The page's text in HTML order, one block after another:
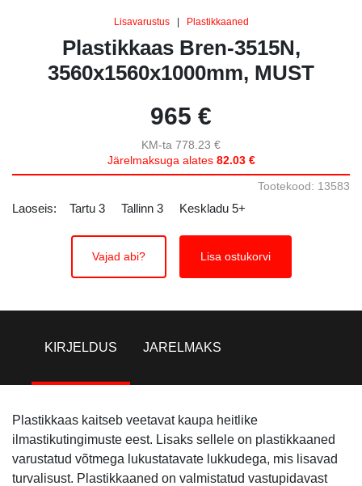
Lisavarustus| Plastikkaaned
Plastikkaas Bren-3515N,
3560x1560x1000mm, MUST
965 €
KM-ta 778.23 €
Järelmaksuga alates 82.03 €
Tootekood: 13583
Laoseis: Tartu 3 Tallinn 3 Keskladu 5+
Vajad abi? Lisa ostukorvi
KIRJELDUS JARELMAKS
Plastikkaas kaitseb veetavat kaupa heitlike
ilmastikutingimuste eest. Lisaks sellele on plastikkaaned
varustatud võtmega lukustatavate lukkudega, mis lisavad
turvalisust. Plastikkaaned on valmistatud vastupidavast